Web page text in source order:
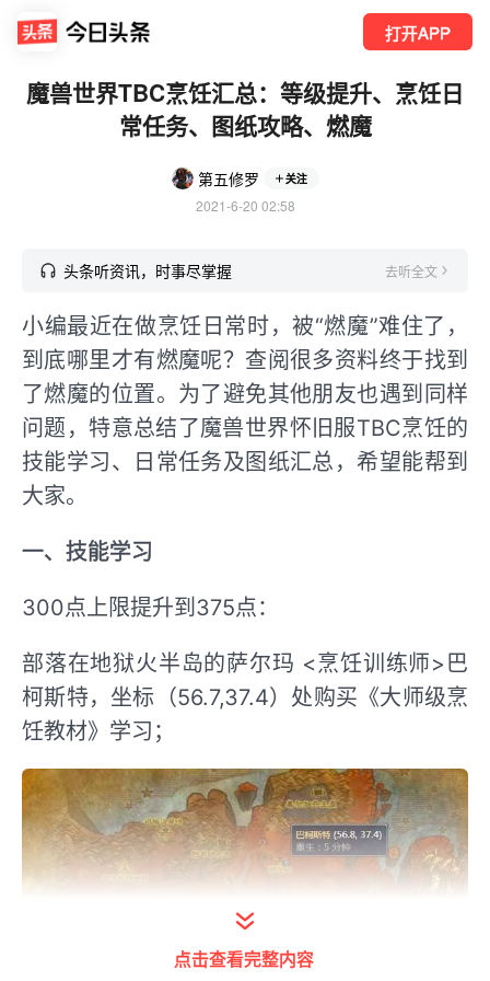
打开APP
魔兽世界TBC烹饪汇总：等级提升、烹饪日
常任务、图纸攻略、燃魔
第五修罗 关注
2021-6-20 02:58
头条听资讯，时事尽掌握 去听全文
小编最近在做烹饪日常时，被“燃魔”难住了，
到底哪里才有燃魔呢？查阅很多资料终于找到
了燃魔的位置。为了避免其他朋友也遇到同样
问题，特意总结了魔兽世界怀旧服TBC烹饪的
技能学习、日常任务及图纸汇总，希望能帮到
大家。
一、技能学习
300点上限提升到375点：
部落在地狱火半岛的萨尔玛 <烹饪训练师>巴
柯斯特，坐标（56.7,37.4）处购买《大师级烹
饪教材》学习；
点击查看完整内容